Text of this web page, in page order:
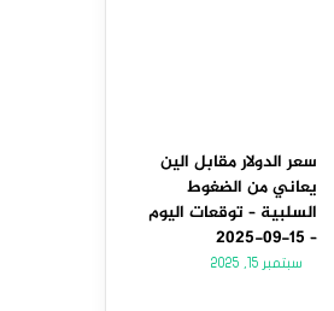
سعر الدولار مقابل الين
يعاني من الضغوط
السلبية – توقعات اليوم
– 15-09-2025
سبتمبر 15, 2025